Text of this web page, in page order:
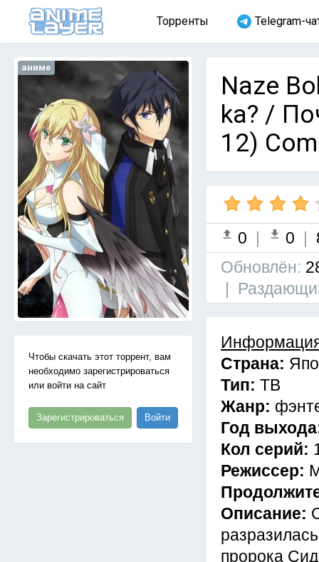
Торренты Telegram-
аниме
Чтобы скачать этот торрент, вам
необходимо зарегистрироваться
или войти на сайт
Зарегистрироваться Войти
Naze
ka? /
12)
0 | 0 |
Обновлён:
|
Страна:
Тип: ТВ
Жанр:
Год
Кол серий:
Режиссер:
Описание:
пророка